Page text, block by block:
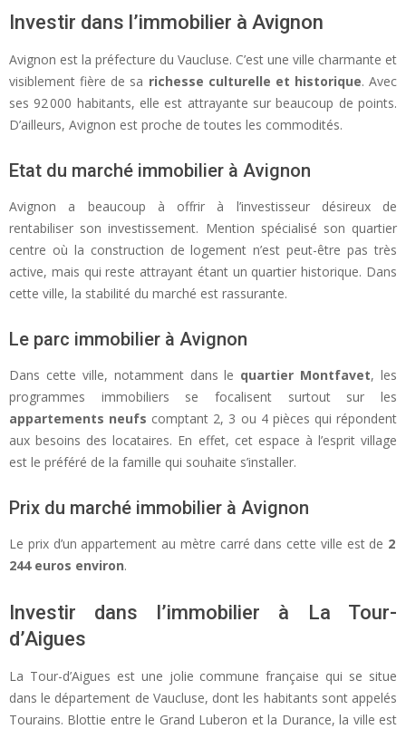
Investir dans l’immobilier à Avignon
Avignon est la préfecture du Vaucluse. C’est une ville charmante et
visiblement fière de sa richesse culturelle et historique. Avec
ses 92 000 habitants, elle est attrayante sur beaucoup de points.
D’ailleurs, Avignon est proche de toutes les commodités.
Etat du marché immobilier à Avignon
Avignon a beaucoup à offrir à l’investisseur désireux de
rentabiliser son investissement. Mention spécialisé son quartier
centre où la construction de logement n’est peut-être pas très
active, mais qui reste attrayant étant un quartier historique. Dans
cette ville, la stabilité du marché est rassurante.
Le parc immobilier à Avignon
Dans cette ville, notamment dans le quartier Montfavet, les
programmes immobiliers se focalisent surtout sur les
appartements neufs comptant 2, 3 ou 4 pièces qui répondent
aux besoins des locataires. En effet, cet espace à l’esprit village
est le préféré de la famille qui souhaite s’installer.
Prix du marché immobilier à Avignon
Le prix d’un appartement au mètre carré dans cette ville est de 2
244 euros environ.
Investir dans l’immobilier à La Tour-
d’Aigues
La Tour-d’Aigues est une jolie commune française qui se situe
dans le département de Vaucluse, dont les habitants sont appelés
Tourains. Blottie entre le Grand Luberon et la Durance, la ville est